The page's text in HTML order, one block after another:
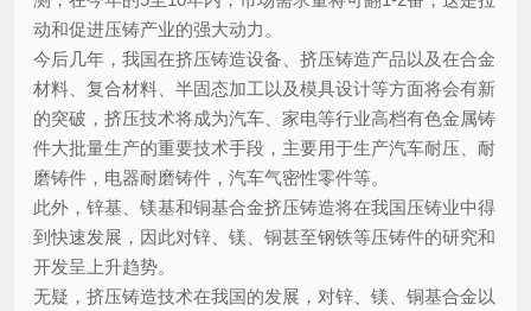
动和促进压铸产业的强大动力。
今后几年，我国在挤压铸造设备、挤压铸造产品以及在合金
材料、复合材料、半固态加工以及模具设计等方面将会有新
的突破，挤压技术将成为汽车、家电等行业高档有色金属铸
件大批量生产的重要技术手段，主要用于生产汽车耐压、耐
磨铸件，电器耐磨铸件，汽车气密性零件等。
此外，锌基、镁基和铜基合金挤压铸造将在我国压铸业中得
到快速发展，因此对锌、镁、铜甚至钢铁等压铸件的研究和
开发呈上升趋势。
无疑，挤压铸造技术在我国的发展，对锌、镁、铜基合金以